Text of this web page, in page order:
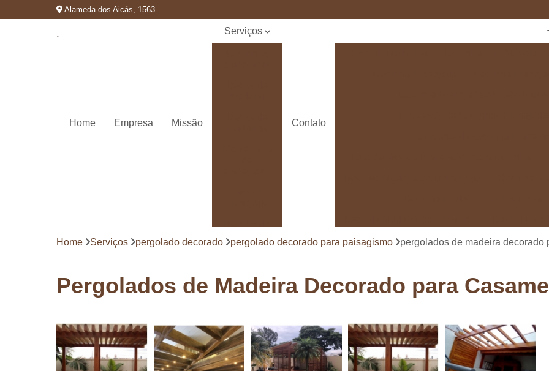
Alameda dos Aicás, 1563
Home Empresa Missão
Serviços
Pergolados
em madeira
Pisos de
madeira
Contato
Deck de Madeira para Varanda
Deck de
Deck em Madeira Cumaru
Deck para Sacada
Marcenaria com Móveis Planejados
Marcenaria de Personalização de
Home Serviços pergolado decorado pergolado decorado para paisagismo pergolados de madeira decorado
Pergolados de Madeira Decorado para